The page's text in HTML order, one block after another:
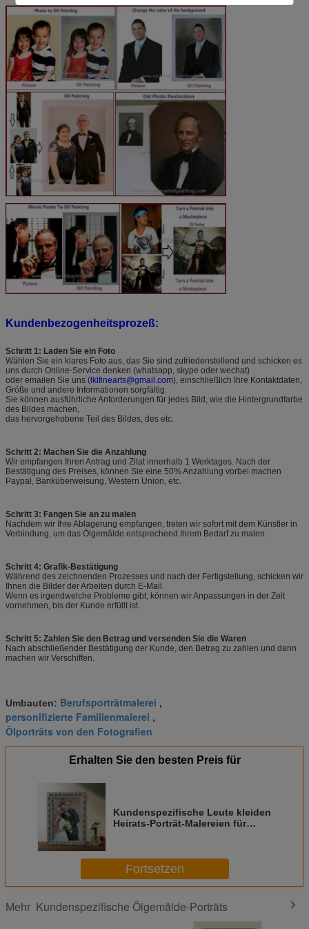
Kundenbezogenheitsprozeß:
Schritt 1: Laden Sie ein Foto
Wählen Sie ein klares Foto aus, das Sie sind zufriedenstellend und schicken es
uns durch Online-Service denken (whatsapp, skype oder wechat)
oder emailen Sie uns ( lklfinearts@gmail.com), einschließlich Ihre Kontaktdaten,
Größe und andere Informationen sorgfältig.
Sie können ausführliche Anforderungen für jedes Bild, wie die Hintergrundfarbe
des Bildes machen,
das hervorgehobene Teil des Bildes, des etc.
Schritt 2: Machen Sie die Anzahlung
Wir empfangen Ihren Antrag und Zitat innerhalb 1 Werktages. Nach der
Bestätigung des Preises, können Sie eine 50% Anzahlung vorbei machen
Paypal, Banküberweisung, Western Union, etc.
Schritt 3: Fangen Sie an zu malen
Nachdem wir Ihre Ablagerung empfangen, treten wir sofort mit dem Künstler in
Verbindung, um das Ölgemälde entsprechend Ihrem Bedarf zu malen.
Schritt 4: Grafik-Bestätigung
Während des zeichnenden Prozesses und nach der Fertigstellung, schicken wir
Ihnen die Bilder der Arbeiten durch E-Mail.
Wenn es irgendwelche Probleme gibt, können wir Anpassungen in der Zeit
vornehmen, bis der Kunde erfüllt ist.
Schritt 5: Zahlen Sie den Betrag und versenden Sie die Waren
Nach abschließender Bestätigung der Kunde, den Betrag zu zahlen und dann
machen wir Verschiffen.
Umbauten: Berufsporträtmalerei ,
personifizierte Familienmalerei ,
Ölporträts von den Fotografien
Erhalten Sie den besten Preis für
Kundenspezifische Leute kleiden
Heirats-Porträt-Malereien für
Fortsetzen
Mehr Kundenspezifische Ölgemälde-Porträts